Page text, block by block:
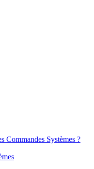
Commandes Systèmes ?